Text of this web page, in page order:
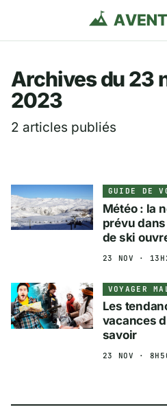
Archives du 23
2023
2 articles publiés
GUIDE DE
Météo : la
prévu
de ski
23 NOV ·
VOYAGER
Les
vacances
savoir
23 NOV ·